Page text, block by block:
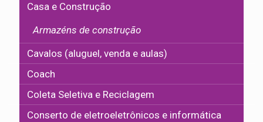
Casa e Construção
Armazéns de construção
Cavalos (aluguel, venda e aulas)
Coach
Coleta Seletiva e Reciclagem
Conserto de eletroeletrônicos e informática